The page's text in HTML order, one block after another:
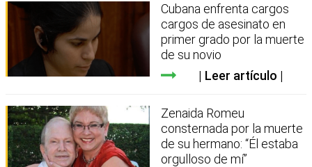
Cubana enfrenta cargos
cargos de asesinato en
primer grado por la muerte
de su novio
Leer artículo
Zenaida Romeu
consternada por la muerte
de su hermano: “Él estaba
orgulloso de mí”